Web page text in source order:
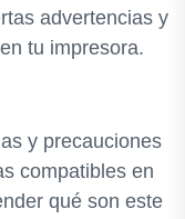
advertencias y
tu impresora.
y precauciones
compatibles en
qué son este